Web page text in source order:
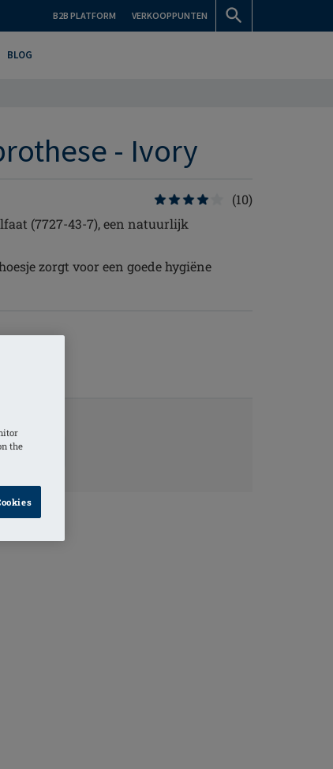
B2B PLATFORM VERKOOPPUNTEN
BLOG
- Ivory
(10)
(7727-43-7), een natuurlijk
zorgt voor een goede hygiëne
the